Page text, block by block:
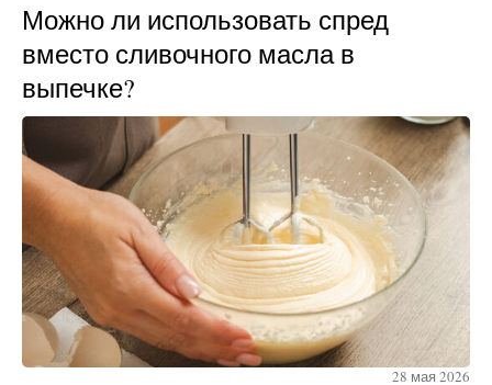
Можно ли использовать спред
вместо сливочного масла в
выпечке?
28 мая 2026